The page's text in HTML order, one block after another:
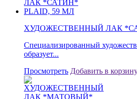
ХУДОЖЕСТВЕННЫЙ ЛАК
Специализированный
образует...
Просмотреть Добавить в